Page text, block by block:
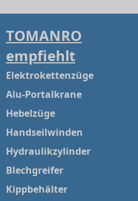
TOMANRO
empfiehlt
Elektrokettenzüge
Alu-Portalkrane
Hebelzüge
Handseilwinden
Hydraulikzylinder
Blechgreifer
Kippbehälter